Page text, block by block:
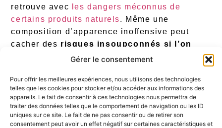
Gérer le consentement
Pour offrir les meilleures expériences, nous utilisons des technologies
telles que les cookies pour stocker et/ou accéder aux informations des
appareils. Le fait de consentir à ces technologies nous permettra de
traiter des données telles que le comportement de navigation ou les ID
uniques sur ce site. Le fait de ne pas consentir ou de retirer son
consentement peut avoir un effet négatif sur certaines caractéristiques et
retrouve avec
les dangers méconnus de
certains produits naturels. Même une
composition d’apparence inoffensive peut
cacher des risques insoupçonnés si l’on
gratte un peu sous la surface.
Surchauffe et mauvais
entretien : les erreurs à
ne pas commettre